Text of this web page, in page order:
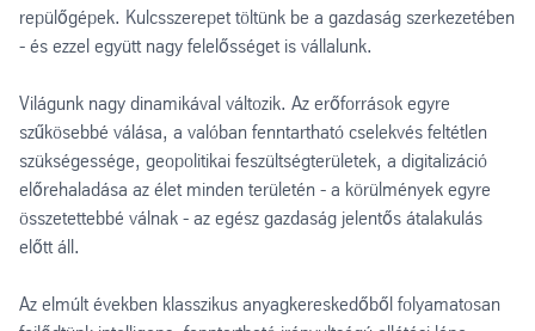
repülőgépek. Kulcsszerepet töltünk be a gazdaság szerkezetében
- és ezzel együtt nagy felelősséget is vállalunk.
Világunk nagy dinamikával változik. Az erőforrások egyre
szűkösebbé válása, a valóban fenntartható cselekvés feltétlen
szükségessége, geopolitikai feszültségterületek, a digitalizáció
előrehaladása az élet minden területén - a körülmények egyre
összetettebbé válnak - az egész gazdaság jelentős átalakulás
előtt áll.
Az elmúlt években klasszikus anyagkereskedőből folyamatosan